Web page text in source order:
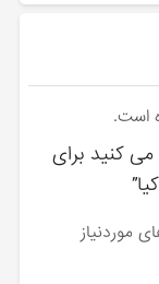
است.
کنید برای
موردنیاز